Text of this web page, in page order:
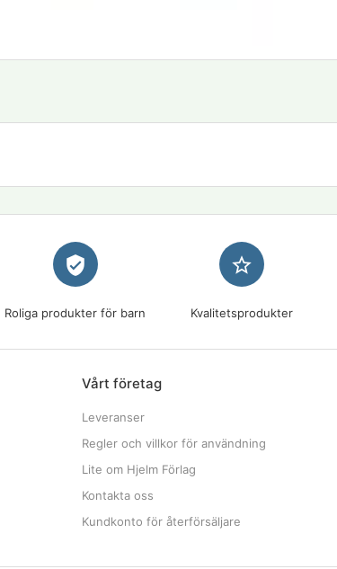
verified_user
Roliga produkter för barn
star_border
Kvalitetsprodukter
Vårt företag
Leveranser
Regler och villkor för användning
Lite om Hjelm Förlag
Kontakta oss
Kundkonto för återförsäljare